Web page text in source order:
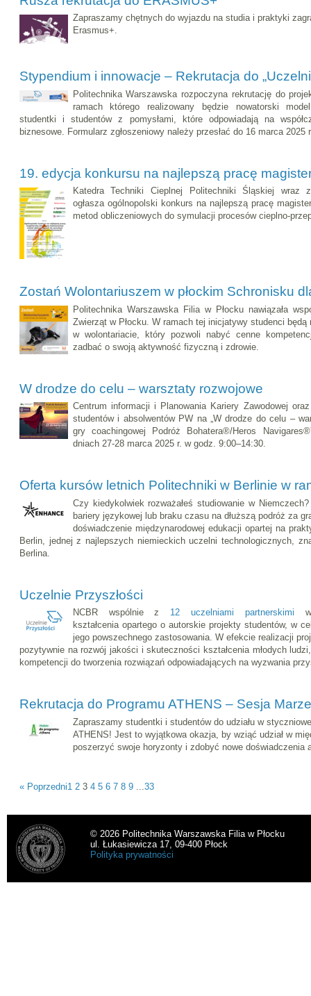
Zapraszamy chętnych do wyjazdu na studia i praktyki
Erasmus+.
Stypendium i innowacje – Rekrutacja do „Uczelni
Politechnika Warszawska rozpoczyna rekrutację do
ramach którego realizowany będzie nowatorski
studentki i studentów z pomysłami, które odpowiadają na
biznesowe. Formularz zgłoszeniowy należy przesłać do 16 marca 2025
19. edycja konkursu na najlepszą pracę
Katedra Techniki Cieplnej Politechniki Śląskiej wraz z
ogłasza ogólnopolski konkurs na najlepszą pracę
metod obliczeniowych do symulacji procesów cieplno-
Zostań Wolontariuszem w płockim Schronisku
Politechnika Warszawska Filia w Płocku nawiązała
Zwierząt w Płocku. W ramach tej inicjatywy studenci
w wolontariacie, który pozwoli nabyć cenne
zadbać o swoją aktywność fizyczną i zdrowie.
W drodze do celu – warsztaty rozwojowe
Centrum informacji i Planowania Kariery Zawodowej
studentów i absolwentów PW na „W drodze do celu –
gry coachingowej Podróż Bohatera®/Heros
dniach 27-28 marca 2025 r. w godz. 9:00–14:30.
Oferta kursów letnich Politechniki w Berlinie w
Czy kiedykolwiek rozważałeś studiowanie w
bariery językowej lub braku czasu na dłuższą podróż za
doświadczenie międzynarodowej edukacji opartej na
Berlin, jednej z najlepszych niemieckich uczelni technologicznych,
Berlina.
Uczelnie Przyszłości
NCBR wspólnie z 12 uczelniami partnerskimi
kształcenia opartego o autorskie projekty studentów, w
jego powszechnego zastosowania. W efekcie realizacji
pozytywnie na rozwój jakości i skuteczności kształcenia młodych
kompetencji do tworzenia rozwiązań odpowiadających na wyzwania
Rekrutacja do Programu ATHENS – Sesja
Zapraszamy studentki i studentów do udziału w
ATHENS! Jest to wyjątkowa okazja, by wziąć udział w
poszerzyć swoje horyzonty i zdobyć nowe doświadczenia
« Poprzedni1 2 3 4 5 6 7 8 9 33
© 2026 Politechnika Warszawska Filia w Płocku
ul. Łukasiewicza 17, 09-400 Płock
Polityka prywatności